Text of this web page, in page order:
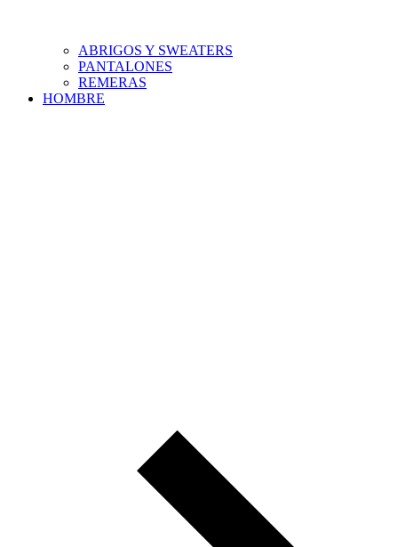
ABRIGOS Y SWEATERS
PANTALONES
REMERAS
HOMBRE